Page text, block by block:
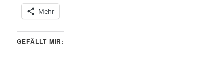
Mehr
GEFÄLLT MIR: